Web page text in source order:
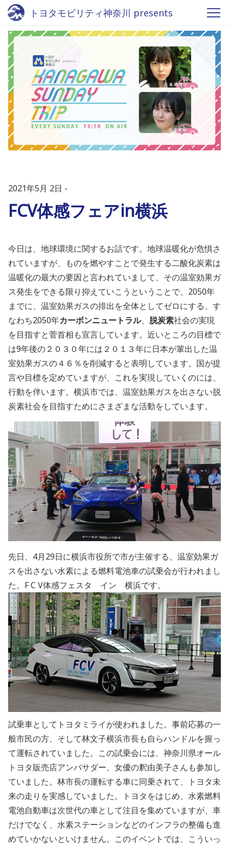
トヨタモビリティ神奈川 presents
KANAGAWA SUNDAY TRIP - Fm
yokohama 84.7
2021年5月 2日
FCV体感フェアin横浜
今日は、地球環境に関するお話です。地球温暖化が危惧さ
れていますが、ものを燃やすことで発生する二酸化炭素は
温暖化の最大の要因と言われていまして、その温室効果ガ
ス発生をできる限り抑えていこうということで、2050年
までに、温室効果ガスの排出を全体としてゼロにする、す
なわち2050年カーボンニュートラル、 脱炭素社会の実現
を目指すと菅首相も宣言しています。近いところの目標で
は9年後の２０３０年には２０１３年に日本が輩出した温
室効果ガスの４６％を削減すると表明しています。国が提
言や目標を定めていますが、これを実現していくのには、
行動を伴います。横浜市では、温室効果ガスを出さない脱
炭素社会を目指すためにさまざまな活動をしています。
先日、4月29日に横浜市役所で市が主催する、温室効果ガ
スを出さない水素による燃料電池車の試乗会が行われまし
た。F C V体感フェスタ イン 横浜です。
試乗車としてトヨタミライが使われました。事前応募の一
般市民の方、そして林文子横浜市長も自らハンドルを握っ
て運転されていました。この試乗会には、神奈川県オール
トヨタ販売店アンバサダー、女優の釈由美子さんも参加し
ていました。林市長の運転する車に同乗されて、トヨタ未
来の走りを実感していました。トヨタをはじめ、水素燃料
電池自動車は次世代の車として注目を集めていますが、車
だけでなく、水素ステーションなどのインフラの整備も進
めていかないといけません。このイベントでは、こういっ